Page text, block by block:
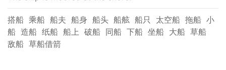
搭船 乘船 船夫 船身 船头 船舷 船只 太空船 拖船 小
船 造船 纸船 船上 破船 同船 下船 坐船 大船 草船
敌船 草船借箭